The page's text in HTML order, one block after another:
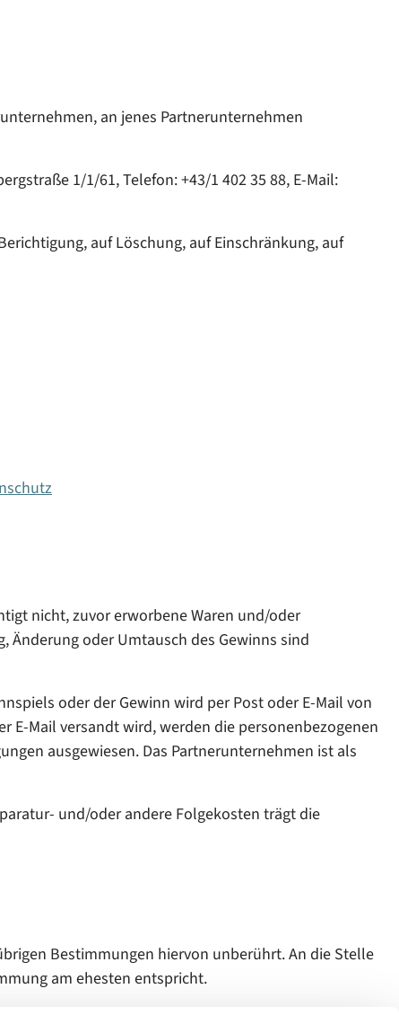
an jenes Partnerunternehmen
1/1/61, Telefon: +43/1 402 35 88, E-Mail:
auf Löschung, auf Einschränkung, auf
nicht, zuvor erworbene Waren und/oder
Änderung oder Umtausch des Gewinns sind
oder der Gewinn wird per Post oder E-Mail von
E-Mail versandt wird, werden die personenbezogenen
ausgewiesen. Das Partnerunternehmen ist als
und/oder andere Folgekosten trägt die
Bestimmungen hiervon unberührt. An die Stelle
am ehesten entspricht.